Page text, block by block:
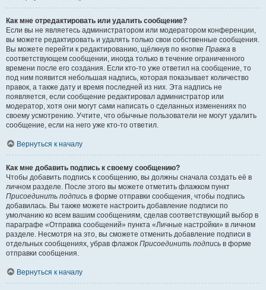
Как мне отредактировать или удалить сообщение?
Если вы не являетесь администратором или модератором конференции,
вы можете редактировать и удалять только свои собственные сообщения.
Вы можете перейти к редактированию, щёлкнув по кнопке Правка в
соответствующем сообщении, иногда только в течение ограниченного
времени после его создания. Если кто-то уже ответил на сообщение, то
под ним появится небольшая надпись, которая показывает количество
правок, а также дату и время последней из них. Эта надпись не
появляется, если сообщение редактировал администратор или
модератор, хотя они могут сами написать о сделанных изменениях по
своему усмотрению. Учтите, что обычные пользователи не могут удалить
сообщение, если на него уже кто-то ответил.
Вернуться к началу
Как мне добавить подпись к своему сообщению?
Чтобы добавить подпись к сообщению, вы должны сначала создать её в
личном разделе. После этого вы можете отметить флажком пункт
Присоединить подпись в форме отправки сообщения, чтобы подпись
добавилась. Вы также можете настроить добавление подписи по
умолчанию ко всем вашим сообщениям, сделав соответствующий выбор в
параграфе «Отправка сообщений» пункта «Личные настройки» в личном
разделе. Несмотря на это, вы сможете отменить добавление подписи в
отдельных сообщениях, убрав флажок Присоединить подпись в форме
отправки сообщения.
Вернуться к началу